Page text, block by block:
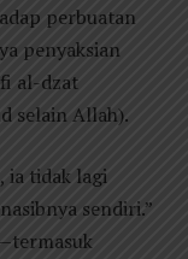
perbuatan
penyaksian
al-dzat
selain Allah).
ia tidak lagi
sendiri.”